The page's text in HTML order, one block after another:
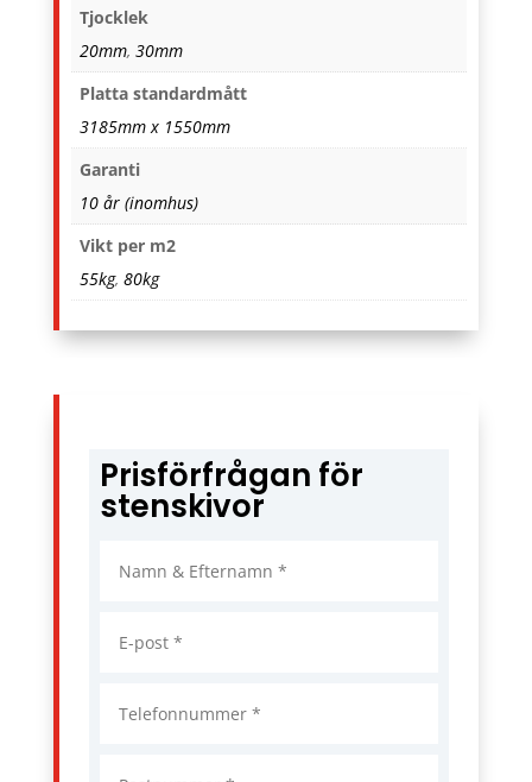
Tjocklek
20mm, 30mm
Platta standardmått
3185mm x 1550mm
Garanti
10 år (inomhus)
Vikt per m2
55kg, 80kg
Prisförfrågan för
stenskivor